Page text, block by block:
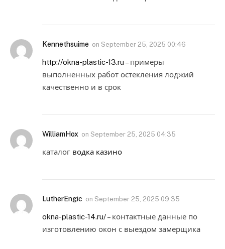
Kennethsuime on September 25, 2025 00:46
http://okna-plastic-13.ru – примеры
выполненных работ остекления лоджий
качественно и в срок
WilliamHox on September 25, 2025 04:35
каталог водка казино
LutherEngic on September 25, 2025 09:35
okna-plastic-14.ru/– контактные данные по
изготовлению окон с выездом замерщика